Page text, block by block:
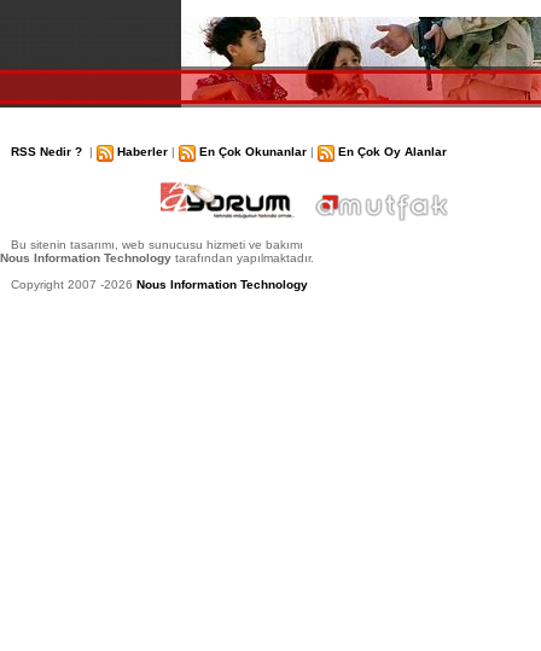
RSS Nedir ? | Haberler | En Çok Okunanlar | En Çok Oy Alanlar
Bu sitenin tasarımı, web sunucusu hizmeti ve bakımı
Nous Information Technology tarafından yapılmaktadır.
Copyright 2007 -2026 Nous Information Technology